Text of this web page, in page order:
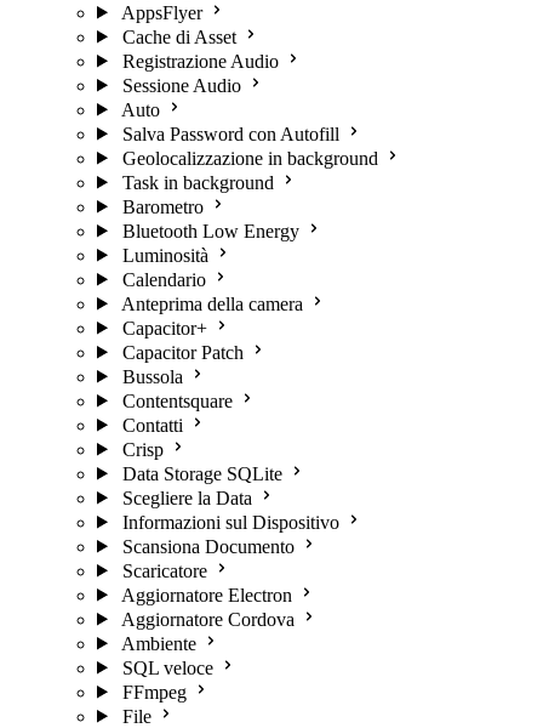
AppsFlyer
Cache di Asset
Registrazione Audio
Sessione Audio
Auto
Salva Password con Autofill
Geolocalizzazione in background
Task in background
Barometro
Bluetooth Low Energy
Luminosità
Calendario
Anteprima della camera
Capacitor+
Capacitor Patch
Bussola
Contentsquare
Contatti
Crisp
Data Storage SQLite
Scegliere la Data
Informazioni sul Dispositivo
Scansiona Documento
Scaricatore
Aggiornatore Electron
Aggiornatore Cordova
Ambiente
SQL veloce
FFmpeg
File